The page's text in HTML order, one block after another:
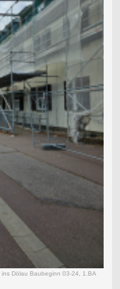
Dölau Baubeginn 03-24, 1.BA